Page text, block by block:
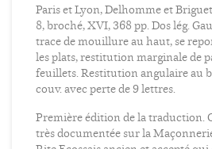
Paris et Lyon, Delhomme et
8, broché, XVI, 368 pp. Dos lég.
trace de mouillure au haut, se
les plats, restitution marginale de
feuillets. Restitution angulaire au
couv. avec perte de 9 lettres.
Première édition de la traduction.
très documentée sur la